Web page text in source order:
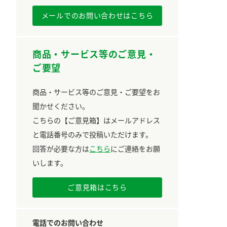
メールでのお問い合わせはこちら
商品・サービス等のご意見・
ご要望
商品・サービス等のご意見・ご要望をお
聞かせください。
こちらの【ご意見箱】はメールアドレス
と電話番号のみで投稿いただけます。
回答が必要な方はこちらにご連絡をお願
いします。
ご意見箱はこちら
電話でのお問い合わせ